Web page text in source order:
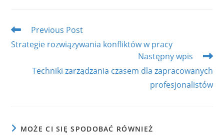
Read
articles
Previous Post
Strategie rozwiązywania konfliktów w pracy
Następny wpis
Techniki zarządzania czasem dla zapracowanych
profesjonalistów
MOŻE CI SIĘ SPODOBAĆ RÓWNIEŻ